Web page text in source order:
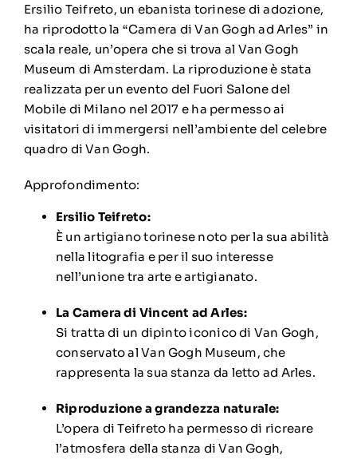
Ersilio Teifreto, un ebanista torinese di adozione,
ha riprodotto la “Camera di Van Gogh ad Arles” in
scala reale, un’opera che si trova al Van Gogh
Museum di Amsterdam. La riproduzione è stata
realizzata per un evento del Fuori Salone del
Mobile di Milano nel 2017 e ha permesso ai
visitatori di immergersi nell’ambiente del celebre
quadro di Van Gogh.
Approfondimento:
Ersilio Teifreto:
È un artigiano torinese noto per la sua abilità
nella litografia e per il suo interesse
nell’unione tra arte e artigianato.
La Camera di Vincent ad Arles:
Si tratta di un dipinto iconico di Van Gogh,
conservato alVan Gogh Museum, che
rappresenta la sua stanza da letto ad Arles.
Riproduzione a grandezza naturale:
L’opera di Teifreto ha permesso di ricreare
l’atmosfera della stanza di Van Gogh,